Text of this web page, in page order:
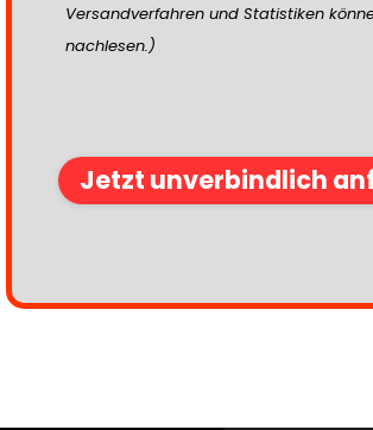
Versandverfahren und Statistiken
nachlesen.)